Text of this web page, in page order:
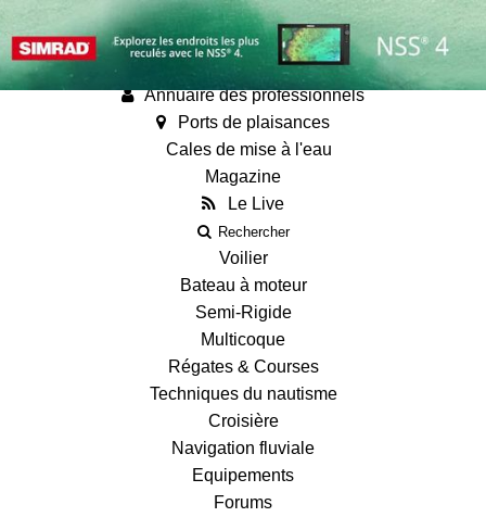
Annonces
Guides
Fiches techniques des bateaux
Annuaire des professionnels
Ports de plaisances
Cales de mise à l'eau
Magazine
Le Live
Rechercher
Voilier
Bateau à moteur
Semi-Rigide
Multicoque
Régates & Courses
Techniques du nautisme
Croisière
Navigation fluviale
Equipements
Forums